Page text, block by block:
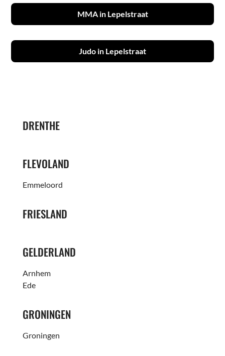
MMA in Lepelstraat
Judo in Lepelstraat
DRENTHE
FLEVOLAND
Emmeloord
FRIESLAND
GELDERLAND
Arnhem
Ede
GRONINGEN
Groningen